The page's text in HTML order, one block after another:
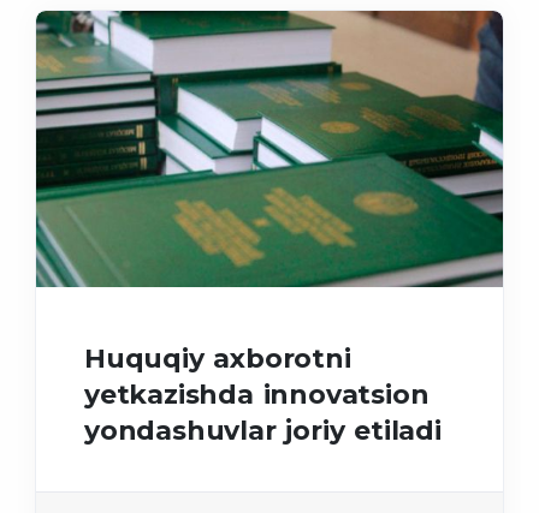
Huquqiy axborotni
yetkazishda innovatsion
yondashuvlar joriy etiladi